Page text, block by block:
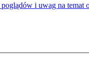
i uwag na